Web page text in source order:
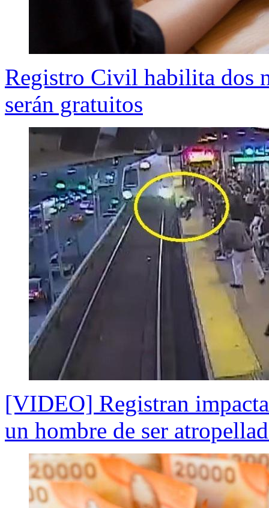
Registro Civil habilita dos
serán gratuitos
[VIDEO] Registran
un hombre de ser